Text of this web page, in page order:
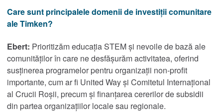
CGI Inc.®
Investitori
Cariere
Noutăți
Locaţii
Utilaje tehnice
Care sunt principalele domenii de investiții comunitare
ale Timken?
Ebert: Prioritizăm educația STEM și nevoile de bază ale
comunităților în care ne desfășurăm activitatea, oferind
susținerea programelor pentru organizații non-profit
importante, cum ar fi United Way și Comitetul Internațional
al Crucii Roșii, precum și finanțarea cererilor de subsidii
din partea organizațiilor locale sau regionale.